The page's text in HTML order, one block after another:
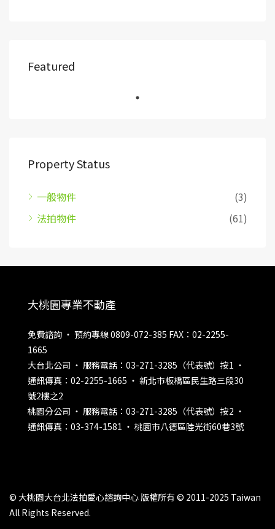
Featured
Property Status
一般物件
(3)
法拍物件
(61)
大桃園專業不動產
免費諮詢 ‧ 預約專線 0809-072-385 FAX：02-2255-
1665
大台北公司 ‧ 服務電話：03-271-3285（代表號）按1 ‧
通訊傳真：02-2255-1665 ‧ 新北市板橋區民生路三段30
號2樓之2
桃園分公司 ‧ 服務電話：03-271-3285（代表號）按2 ‧
通訊傳真：03-374-1581 ‧ 桃園市八德區陸光街60巷3號
© 大桃園大台北法拍愛心諮詢中心 版權所有 © 2011-2025 Taiwan
All Rights Reserved.